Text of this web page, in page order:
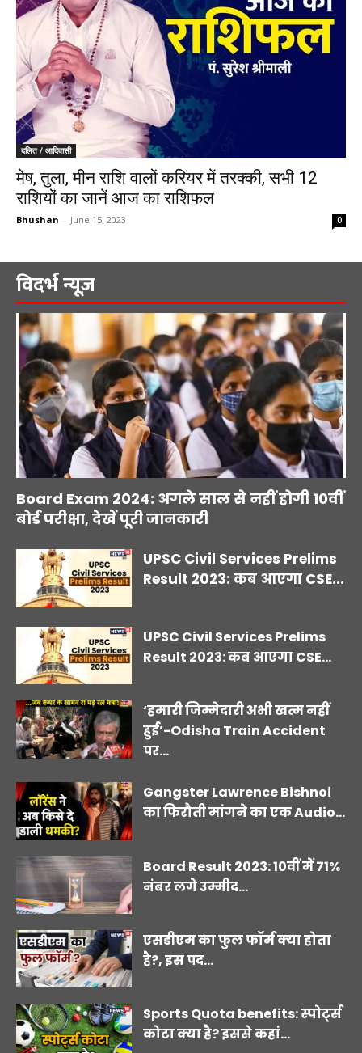
दलित / आदिवासी
मेष, तुला, मीन राशि वालों करियर में तरक्की, सभी 12
राशियों का जानें आज का राशिफल
Bhushan - June 15, 2023 0
विदर्भ न्यूज़
Board Exam 2024: अगले साल से नहीं होगी 10वीं
बोर्ड परीक्षा, देखें पूरी जानकारी
UPSC Civil Services Prelims
Result 2023: कब आएगा CSE...
UPSC Civil Services Prelims
Result 2023: कब आएगा CSE...
‘हमारी जिम्मेदारी अभी खत्म नहीं
हुई’-Odisha Train Accident
पर...
Gangster Lawrence Bishnoi
का फिरौती मांगने का एक Audio...
Board Result 2023: 10वीं में 71%
नंबर लगे उम्मीद...
एसडीएम का फुल फॉर्म क्या होता
है?, इस पद...
Sports Quota benefits: स्पोर्ट्स
कोटा क्या है? इससे कहां...